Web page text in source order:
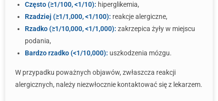
Często (≥1/100, <1/10): hiperglikemia,
Rzadziej (≥1/1,000, <1/100): reakcje alergiczne,
Rzadko (≥1/10,000, <1/1,000): zakrzepica żyły w miejscu
podania,
Bardzo rzadko (<1/10,000): uszkodzenia mózgu.
W przypadku poważnych objawów, zwłaszcza reakcji
alergicznych, należy niezwłocznie kontaktować się z lekarzem.